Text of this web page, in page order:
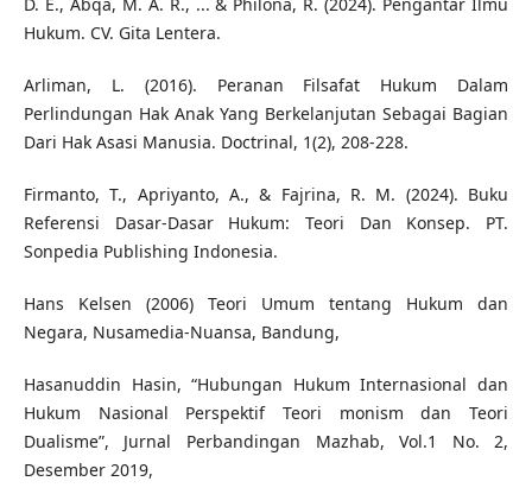
Hukum. CV. Gita Lentera.
Arliman, L. (2016). Peranan Filsafat Hukum Dalam
Perlindungan Hak Anak Yang Berkelanjutan Sebagai Bagian
Dari Hak Asasi Manusia. Doctrinal, 1(2), 208-228.
Firmanto, T., Apriyanto, A., & Fajrina, R. M. (2024). Buku
Referensi Dasar-Dasar Hukum: Teori Dan Konsep. PT.
Sonpedia Publishing Indonesia.
Hans Kelsen (2006) Teori Umum tentang Hukum dan
Negara, Nusamedia-Nuansa, Bandung,
Hasanuddin Hasin, “Hubungan Hukum Internasional dan
Hukum Nasional Perspektif Teori monism dan Teori
Dualisme”, Jurnal Perbandingan Mazhab, Vol.1 No. 2,
Desember 2019,